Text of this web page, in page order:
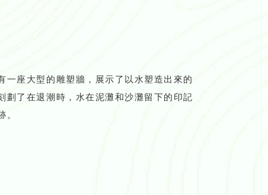
一座大型的雕塑牆，展示了以水塑造出來的
劃了在退潮時，水在泥灘和沙灘留下的印記
。